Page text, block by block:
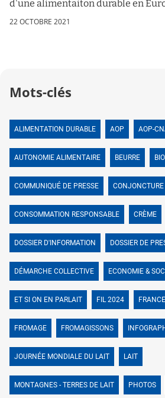
d'une alimentaiton durable en
22 OCTOBRE 2021
Mots-clés
ALIMENTATION DURABLE AOP AOP-
AUTONOMIE ALIMENTAIRE BEURRE BIO
COMMUNIQUÉ DE PRESSE CONJONCTURE
CONSOMMATION RESPONSABLE CRÈME
DOSSIER D'INFORMATION DOSSIER DE
DÉMARCHE COLLECTIVE ECONOMIE &
ET SI ON EN PARLAIT FIL 2024
FROMAGE FROMAGISSONS
JOURNÉE MONDIALE DU LAIT LAIT
MONTAGNES - TERRES DE LAIT PHOTOS